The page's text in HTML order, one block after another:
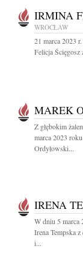
IRMINA
WROCŁAW
21 marca 2023
Felicja Ścięgosz
MAREK
Z głębokim
marca 2023
Ordyłowski...
IRENA
W dniu 5 marca
Irena Tempska
i...